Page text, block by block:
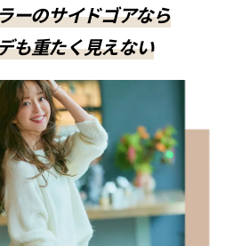
ーのサイドゴアなら
も重たく見えない